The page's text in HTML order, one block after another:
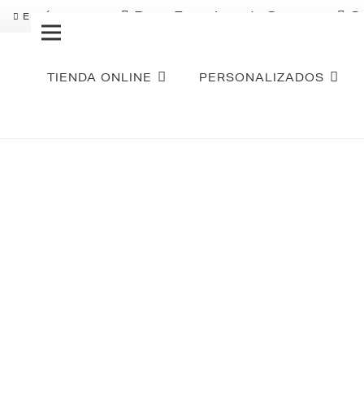
ENVÍO GRATIS Pago Fraccionado Sequra
TIENDA ONLINE PERSONALIZADOS